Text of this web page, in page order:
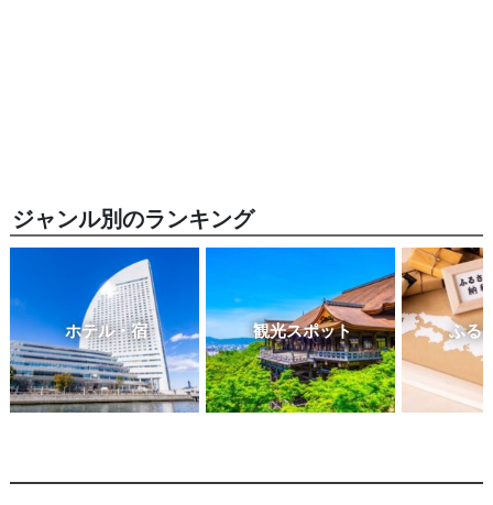
ジャンル別のランキング
ホテル・宿 観光スポット ふる